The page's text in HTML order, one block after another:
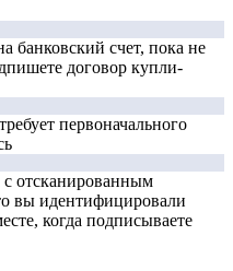
банковский счет, пока не
договор купли-
первоначального
отсканированным
вы идентифицировали
когда подписываете